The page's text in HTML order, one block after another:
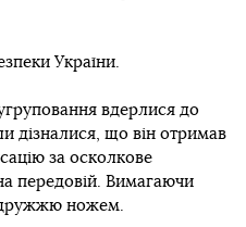
України.
вдерлися до
дізналися, що він отримав
за осколкове
передовій. Вимагаючи
ножем.